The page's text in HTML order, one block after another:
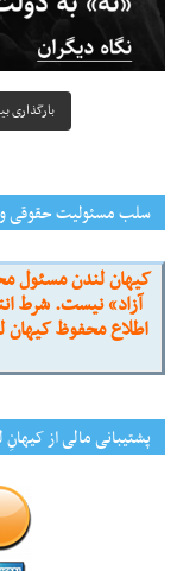
بارگذاری
سلب مسئولیت حقوقی و
کیهان لندن مسئول
آزاد» نیست. شرط
اطلاع محفوظ
پشتیبانی مالی از